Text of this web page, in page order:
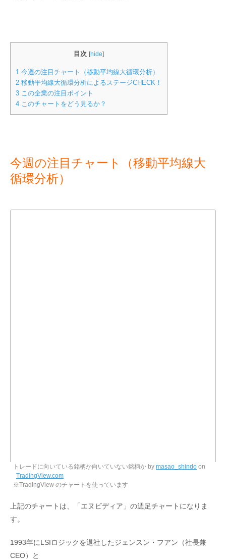
目次 [hide]
1 今週の注目チャート（移動平均線大循環分析）
2 移動平均線大循環分析によるステージCHECK！
3 この企業の注目ポイント
4 このチャートをどう見るか？
今週の注目チャート（移動平均線大
循環分析）
トレードに向いている銘柄か向いていない銘柄か by masao_shindo on
TradingView.com
※TradingView のチャートを使っています
上記のチャートは、「エヌビディア」の週足チャートになりま
す。
1993年にLSIロジックを退社したジェンスン・フアン（社長兼
CEO）と